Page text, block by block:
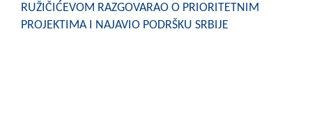
RUŽIČIĆEVOM RAZGOVARAO O PRIORITETNIM
PROJEKTIMA I NAJAVIO PODRŠKU SRBIJE